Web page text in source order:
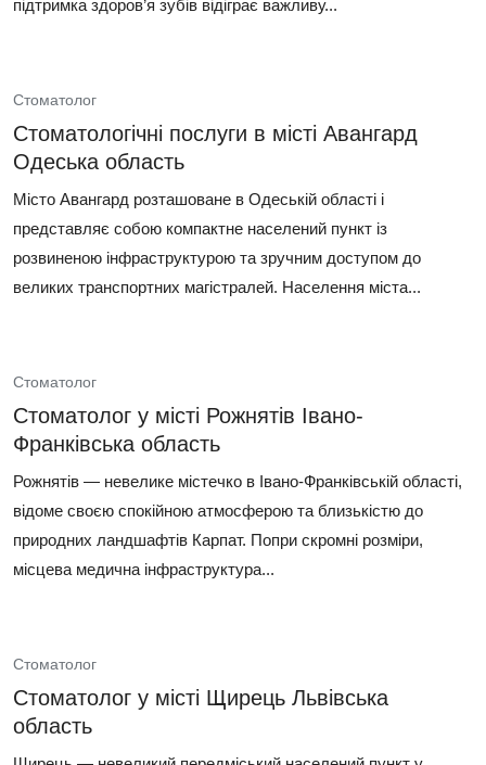
підтримка здоров’я зубів відіграє важливу...
Стоматолог
Стоматологічні послуги в місті Авангард
Одеська область
Місто Авангард розташоване в Одеській області і
представляє собою компактне населений пункт із
розвиненою інфраструктурою та зручним доступом до
великих транспортних магістралей. Населення міста...
Стоматолог
Стоматолог у місті Рожнятів Івано-
Франківська область
Рожнятів — невелике містечко в Івано-Франківській області,
відоме своєю спокійною атмосферою та близькістю до
природних ландшафтів Карпат. Попри скромні розміри,
місцева медична інфраструктура...
Стоматолог
Стоматолог у місті Щирець Львівська
область